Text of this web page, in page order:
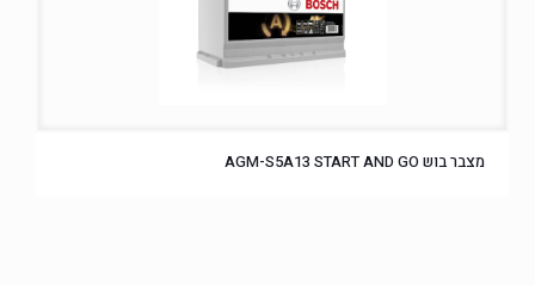
מצבר בוש AGM-S5A13 START AND GO